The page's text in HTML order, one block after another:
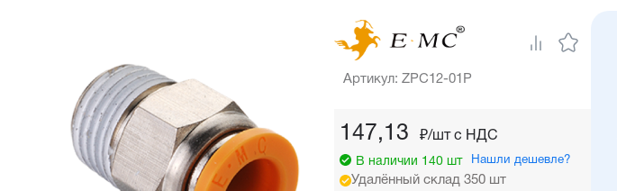
Артикул: ZPC12-01P
147,13 ₽/шт c НДС
В наличии 140 шт Нашли дешевле?
Удалённый склад 350 шт